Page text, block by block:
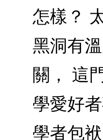
怎樣？
黑洞有
關， 這
學愛好
學者包